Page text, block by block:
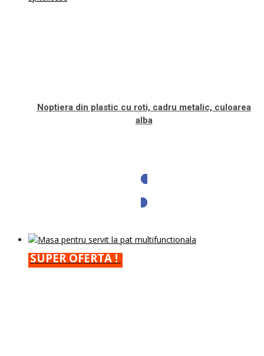
Noptiera din plastic cu roti, cadru metalic, culoarea
alba
SUPER OFERTA !